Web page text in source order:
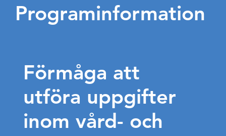
Programinformation
Förmåga att
utföra uppgifter
inom vård- och